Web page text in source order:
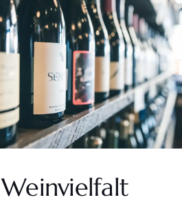
Weinvielfalt